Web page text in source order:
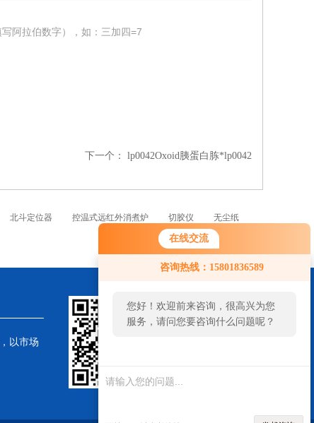
在线交流
咨询热线：15801836589
您好！欢迎前来咨询，很高兴为您
服务，请问您要咨询什么问题呢？
留很久了，是
否找到了需求
直接在线与我
阿拉伯数字），如：三加四=7
下一个： lp0042Oxoid胰蛋白胨*lp0042
北斗定位器 控温式远红外消煮炉 切胶仪
无尘纸
以市场